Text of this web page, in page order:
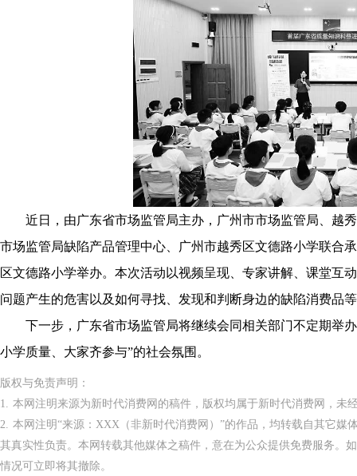
近日，由广东省市场监管局主办，广州市市场监管局、越
市场监管局缺陷产品管理中心、广州市越秀区文德路小学联合
区文德路小学举办。本次活动以视频呈现、专家讲解、课堂互
问题产生的危害以及如何寻找、发现和判断身边的缺陷消费品
下一步，广东省市场监管局将继续会同相关部门不定期举办
小学质量、大家齐参与”的社会氛围。
版权与免责声明：
1. 本网注明来源为新时代消费网的稿件，版权均属于新时代消费网，未
2. 本网注明“来源：XXX（非新时代消费网）”的作品，均转载自其它
其真实性负责。本网转载其他媒体之稿件，意在为公众提供免费服务。
情况可立即将其撤除。